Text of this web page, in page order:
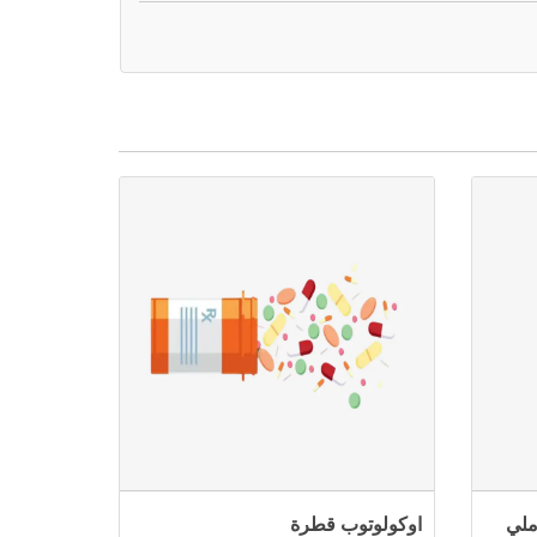
بوتاسيوم كلوريد 500 ملي اوكولوتوب قطرة